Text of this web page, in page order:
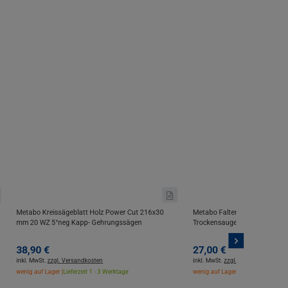
Metabo Kreissägeblatt Holz Power Cut 216x30
mm 20 WZ 5°neg Kapp- Gehrungssägen
38,90 €
inkl. MwSt.zzgl. Versandkosten
wenig auf Lager | Lieferzeit 1 - 3 Werktage
Metabo Faltenfilter
Trockensauger AS 18 L PC
27,00 €
inkl. MwSt. zzgl. Versandkosten
wenig auf Lager |